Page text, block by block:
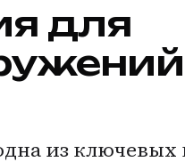
для
из ключевых